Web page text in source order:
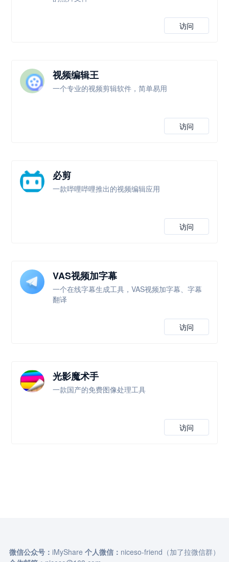
访问
视频编辑王
一个专业的视频剪辑软件，简单易用
访问
必剪
一款哔哩哔哩推出的视频编辑应用
访问
VAS视频加字幕
一个在线字幕生成工具，VAS视频加字幕、字幕
翻译
访问
光影魔术手
一款国产的免费图像处理工具
访问
微信公众号： iMyShare 个人微信： niceso-friend（加了拉微信群）